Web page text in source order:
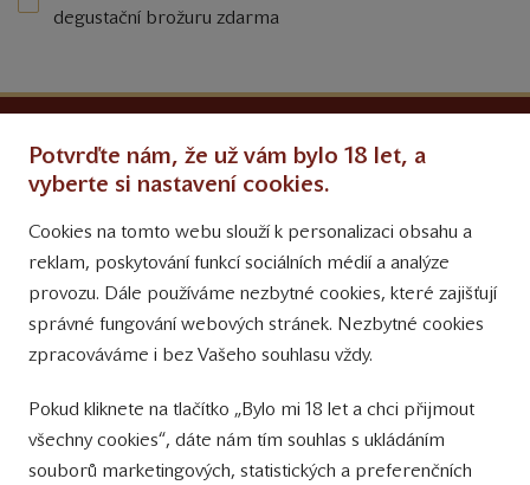
degustační brožuru zdarma
Obchodní podmínky
Přinášíme vám týdně
tipy na Facebooku
Sledujte nás
na Instagramu
Sledujte náš
YouTube kanál
Potvrďte nám, že už vám bylo 18 let, a
vyberte si nastavení cookies.
Cookies na tomto webu slouží k personalizaci obsahu a
reklam, poskytování funkcí sociálních médií a analýze
provozu. Dále používáme nezbytné cookies, které zajišťují
správné fungování webových stránek. Nezbytné cookies
zpracováváme i bez Vašeho souhlasu vždy.
Pokud kliknete na tlačítko „Bylo mi 18 let a chci přijmout
všechny cookies“, dáte nám tím souhlas s ukládáním
souborů marketingových, statistických a preferenčních